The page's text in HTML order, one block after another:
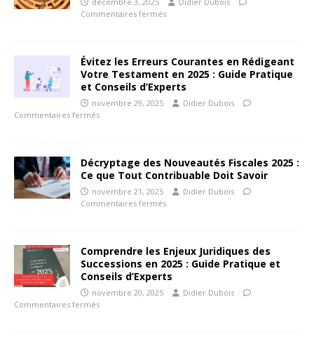
Commentaires fermés
Évitez les Erreurs Courantes en Rédigeant
Votre Testament en 2025 : Guide Pratique
et Conseils d’Experts
novembre 29, 2025
Didier Dubois
Commentaires fermés
Décryptage des Nouveautés Fiscales 2025 :
Ce que Tout Contribuable Doit Savoir
novembre 21, 2025
Didier Dubois
Commentaires fermés
Comprendre les Enjeux Juridiques des
Successions en 2025 : Guide Pratique et
Conseils d’Experts
novembre 20, 2025
Didier Dubois
Commentaires fermés